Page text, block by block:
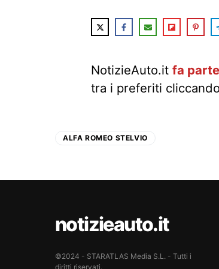
NotizieAuto.it fa
tra i preferiti
ALFA ROMEO STELVIO
notizieauto.it
©2024 - STARATLAS Media S.L. - Tutti i
diritti riservati.